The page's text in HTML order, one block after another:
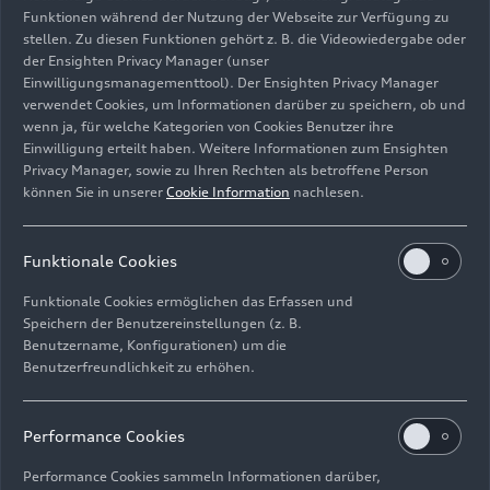
Standaufnahme,
Farbe: Tangorot Metallic
Bild-Nr: A221638 · Copyright: AUDI AG
Rechte: Verwendung für Pressezwecke honorarfrei
ImpressumRechtliches
Hinweisgebersystem
Funktionen während der Nutzung der Webseite zur Verfügung zu
stellen. Zu diesen Funktionen gehört z. B. die Videowiedergabe oder
der Ensighten Privacy Manager (unser
Einwilligungsmanagementtool). Der Ensighten Privacy Manager
verwendet Cookies, um Informationen darüber zu speichern, ob und
wenn ja, für welche Kategorien von Cookies Benutzer ihre
Einwilligung erteilt haben. Weitere Informationen zum Ensighten
Privacy Manager, sowie zu Ihren Rechten als betroffene Person
können Sie in unserer Cookie Information nachlesen.
Funktionale Cookies
Funktionale Cookies ermöglichen das Erfassen und
Speichern der Benutzereinstellungen (z. B.
Benutzername, Konfigurationen) um die
Benutzerfreundlichkeit zu erhöhen.
Performance Cookies
Performance Cookies sammeln Informationen darüber,